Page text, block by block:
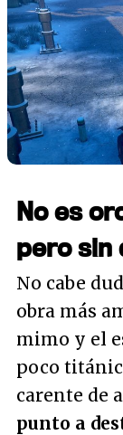
No es
pero sin
No cabe
obra más
mimo y el
poco
carente de
punto a